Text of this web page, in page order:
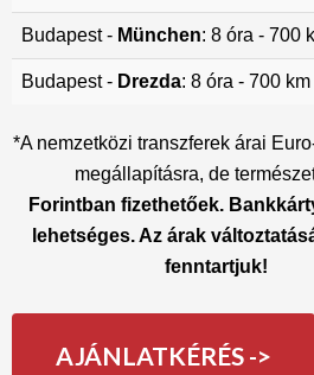
Budapest - München: 8 óra - 700
Budapest - Drezda: 8 óra - 700 km
*A nemzetközi transzferek árai
megállapításra, de
Forintban fizethetőek.
lehetséges. Az árak
fenntartjuk!
AJÁNLATKÉRÉS ->